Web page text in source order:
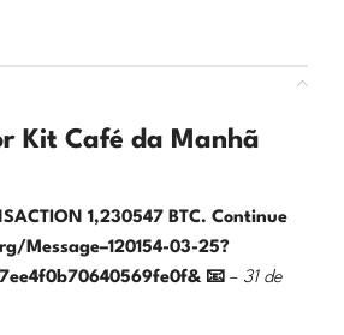
Kit Café da Manhã
1,230547 BTC. Continue
Message–120154-03-25?
📧 – 31 de